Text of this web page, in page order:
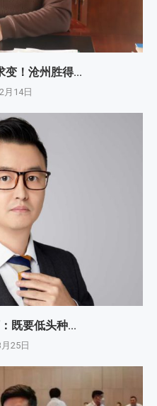
变！沧州胜得...
月14日
既要低头种...
25日